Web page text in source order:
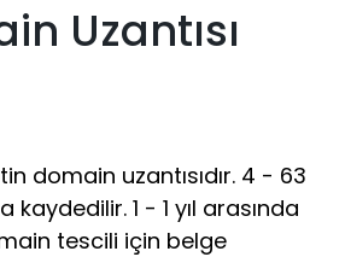
Uzantısı
domain uzantısıdır. 4 - 63
kaydedilir. 1 - 1 yıl arasında
tescili için belge